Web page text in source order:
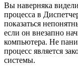
Вы наверняка
процесса в
показаться
если он внезапно
компьютера. Не
процесс является
системы.